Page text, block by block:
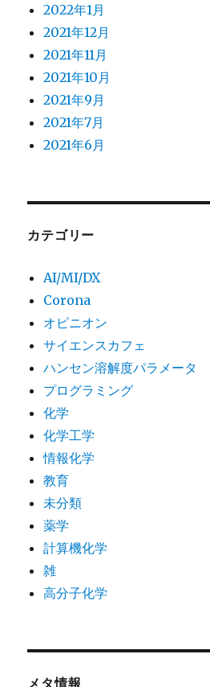
2022年1月
2021年12月
2021年11月
2021年10月
2021年9月
2021年7月
2021年6月
カテゴリー
AI/MI/DX
Corona
オピニオン
サイエンスカフェ
ハンセン溶解度パラメータ
プログラミング
化学
化学工学
情報化学
教育
未分類
薬学
計算機化学
雑
高分子化学
メタ情報